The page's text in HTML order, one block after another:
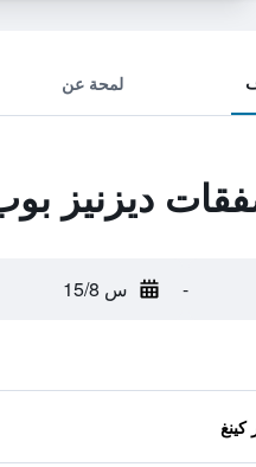
لمحة عن
ديزنيز
- س 15/8